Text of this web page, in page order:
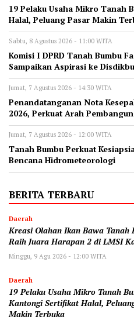
19 Pelaku Usaha Mikro Tanah
Halal, Peluang Pasar Makin
Sabtu, 8 Agustus 2026 - 11:00 WITA
Komisi I DPRD Tanah Bumbu
Sampaikan Aspirasi ke
Jumat, 7 Agustus 2026 - 14:30 WITA
Penandatanganan Nota
2026, Perkuat Arah
Jumat, 7 Agustus 2026 - 12:00 WITA
Tanah Bumbu Perkuat
Bencana Hidrometeorologi
BERITA TERBARU
Daerah
Kreasi Olahan Ikan Bawa Tanah
Raih Juara Harapan 2 di LMSI
Minggu, 9 Agu 2026 - 12:00 WITA
Daerah
19 Pelaku Usaha Mikro Tanah
Kantongi Sertifikat Halal,
Makin Terbuka